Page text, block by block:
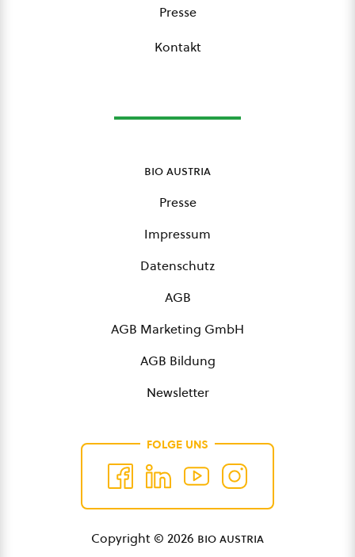
Presse
Kontakt
bio austria
Presse
Impressum
Datenschutz
AGB
AGB Marketing GmbH
AGB Bildung
Newsletter
FOLGE UNS
Copyright © 2026 bio austria